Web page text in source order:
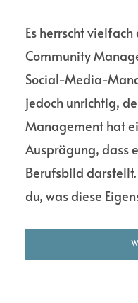
Es herrscht
Community
Social-Media-
jedoch unrichtig,
Management hat
Ausprägung, dass
Berufsbild
du, was diese